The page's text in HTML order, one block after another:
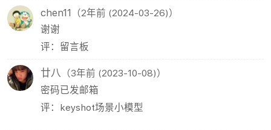
chen11 （2年前 (2024-03-26)）
谢谢
评：留言板
廿八 （3年前 (2023-10-08)）
密码已发邮箱
评：keyshot场景小模型